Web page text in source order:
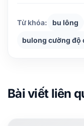
Từ khóa: bu lông
bulong cường độ
Bài viết liên